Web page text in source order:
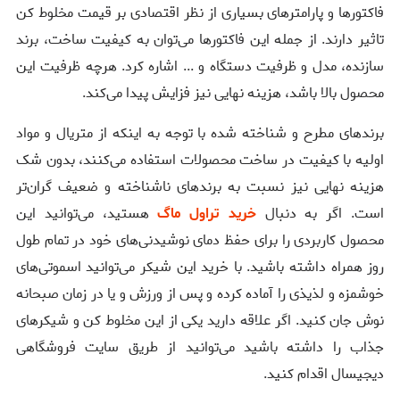
فاکتورها و پارامترهای بسیاری از نظر اقتصادی بر قیمت مخلوط کن
تاثیر دارند. از جمله این فاکتورها می‌توان به کیفیت ساخت، برند
سازنده، مدل و ظرفیت دستگاه و ... اشاره کرد. هرچه ظرفیت این
محصول بالا باشد، هزینه نهایی نیز فزایش پیدا می‌کند.
برندهای مطرح و شناخته شده با توجه به اینکه از متریال و مواد
اولیه با کیفیت در ساخت محصولات استفاده می‌کنند، بدون شک
هزینه نهایی نیز نسبت به برندهای ناشناخته و ضعیف گران‌تر
است. اگر به دنبالخرید تراول ماگهستید، می‌توانید این
محصول کاربردی را برای حفظ دمای نوشیدنی‌های خود در تمام طول
روز همراه داشته باشید. با خرید این شیکر می‌توانید اسموتی‌های
خوشمزه و لذیذی را آماده کرده و پس از ورزش و یا در زمان صبحانه
نوش جان کنید. اگر علاقه دارید یکی از این مخلوط کن و شیکرهای
جذاب را داشته باشید می‌توانید از طریق سایت فروشگاهی
دیجیسال اقدام کنید.